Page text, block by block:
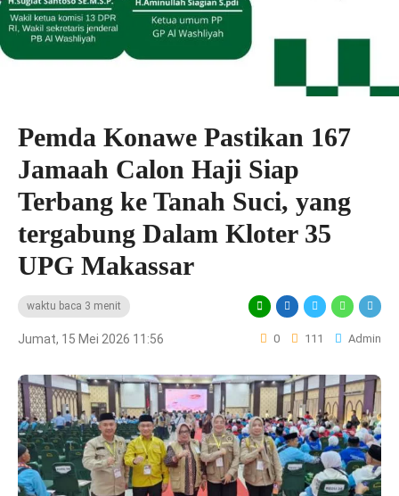
Pemda Konawe Pastikan 167
Jamaah Calon Haji Siap
Terbang ke Tanah Suci, yang
tergabung Dalam Kloter 35
UPG Makassar
waktu baca 3 menit
Jumat, 15 Mei 2026 11:56 0 111 Admin